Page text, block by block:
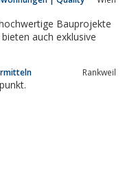
Bauprojekte
Rankweil